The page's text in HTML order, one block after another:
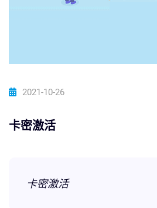
2021-10-26
卡密激活
卡密激活